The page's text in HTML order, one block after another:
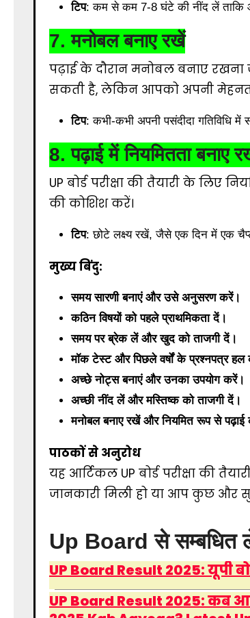
टिप: कम से कम 7-8 घंटे की नींद लें ताकि
7.मनोबल बनाए रखें
पढ़ाई के दौरान मनोबल बनाए
सकती है, लेकिन आपको अपनी मेहनत
टिप: कभी-कभी अपनी पसंदीदा गतिविधि
8.पढ़ाई में नियमितता बनाए
UP बोर्ड परीक्षा की तैयारी के लिए
की कोशिश करें।
टिप: छोटे लक्ष्य रखें, जैसे एक दिन में एक
मुख्य बिंदु:
समय सारणी बनाएं और उसे अनुसरण करें।
कठिन विषयों को पहले प्राथमिकता दें।
समय पर ब्रेक लें और खुद को ताजगी दें।
मॉक टेस्ट और पिछले वर्षों के प्रश्नपत्र हल
अच्छे नोट्स बनाएं और उनका उपयोग करें।
अच्छी नींद लें और मस्तिष्क को ताजगी दें।
मनोबल बनाए रखें और नियमित रूप से पढ़ाई
पाठकों से अनुरोध
यह आर्टिकल UP बोर्ड परीक्षा की
जानकारी मिली हो या आप कुछ और
Up Board से
UP Board Result 2025: यूपी
UP Board Result 2025: कब